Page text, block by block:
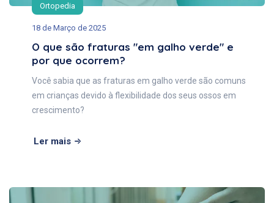
Ortopedia
18 de Março de 2025
O que são fraturas "em galho verde" e
por que ocorrem?
Você sabia que as fraturas em galho verde são comuns
em crianças devido à flexibilidade dos seus ossos em
crescimento?
Ler mais